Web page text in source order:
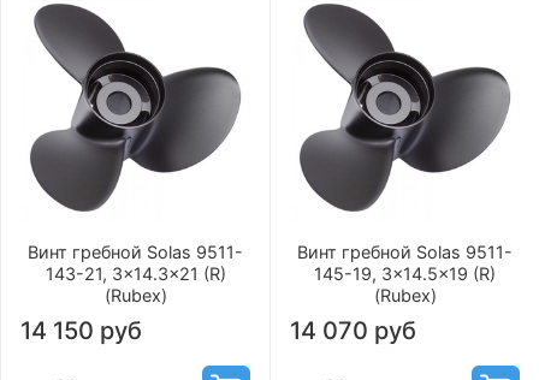
Винт гребной Solas 9511-
143-21, 3x14.3x21 (R)
(Rubex)
14 150 руб
Винт гребной Solas 9511-
145-19, 3x14.5x19 (R)
(Rubex)
14 070 руб